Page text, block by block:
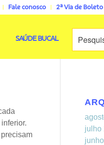
Fale conosco 2ª Via de Boleto
SAÚDE BUCAL
julho